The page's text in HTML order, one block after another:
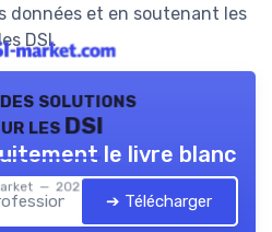
données et en soutenant les
DSI.
solutions
les DSI
— 2026
le livre blanc
➔ Télécharger